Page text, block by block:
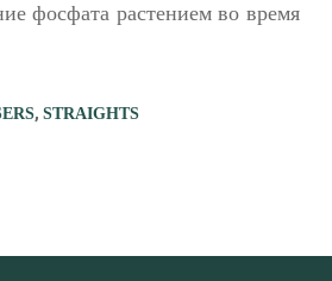
фосфата растением во время
, STRAIGHTS